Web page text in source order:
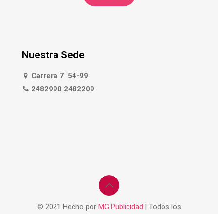
Nuestra Sede
Carrera 7 54-99
2482990 2482209
© 2021 Hecho por MG Publicidad | Todos los